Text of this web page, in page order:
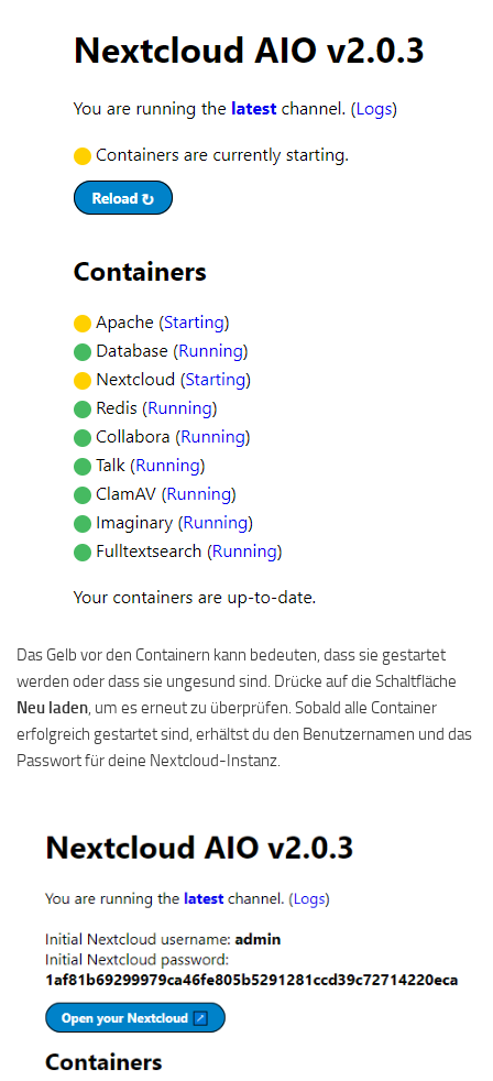
Das Gelb vor den Containern kann bedeuten, dass sie gestartet
werden oder dass sie ungesund sind. Drücke auf die Schaltfläche
Neu laden, um es erneut zu überprüfen. Sobald alle Container
erfolgreich gestartet sind, erhältst du den Benutzernamen und das
Passwort für deine Nextcloud-Instanz.